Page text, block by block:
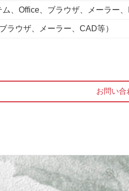
、Office、ブラウザ、メーラー、
ラウザ、メーラー、CAD等）
お問い合